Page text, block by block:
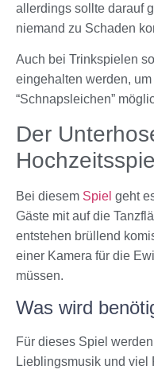
allerdings sollte darauf
niemand zu Schaden
Auch bei Trinkspielen
eingehalten werden,
“Schnapsleichen”
Der
Bei diesem Spiel geht
Gäste mit auf die
entstehen brüllend
einer Kamera für die
müssen.
Was wird
Für dieses Spiel
Lieblingsmusik und viel